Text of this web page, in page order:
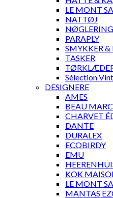
LE MONT
NATTØJ
PARAPLY
SMYKKER
TASKER
Sélection
DESIGNERE
AMES
BEAU
CHARVET
DANTE
DURALEX
ECOBIRDY
EMU
KOK
LE MONT
MANTAS